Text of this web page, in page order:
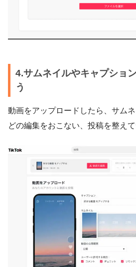
4.サムネイルやキャプショ
う
動画をアップロードしたら、サム
どの編集をおこない、投稿を整えて